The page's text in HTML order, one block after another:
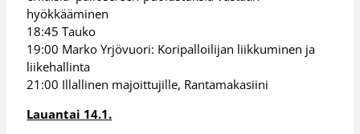
hyökkääminen
18:45 Tauko
19:00 Marko Yrjövuori: Koripalloilijan liikkuminen ja
liikehallinta
21:00 Illallinen majoittujille, Rantamakasiini
Lauantai 14.1.